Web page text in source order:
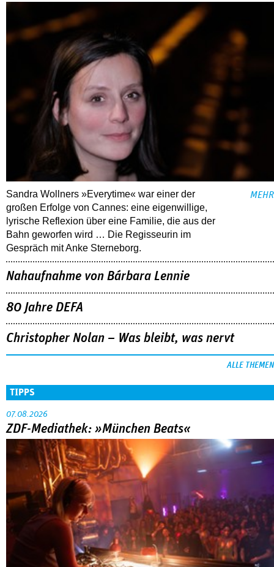
Sandra Wollners »Everytime« war einer der
großen Erfolge von Cannes: eine eigenwillige,
lyrische Reflexion über eine ­Familie, die aus der
Bahn geworfen wird … Die Regisseurin im
Gespräch mit Anke Sterneborg.
MEHR
Nahaufnahme von Bárbara Lennie
80 Jahre DEFA
Christopher Nolan – Was bleibt, was nervt
ALLE THEMEN
TIPPS
07.08.2026
ZDF-Mediathek: »München Beats«